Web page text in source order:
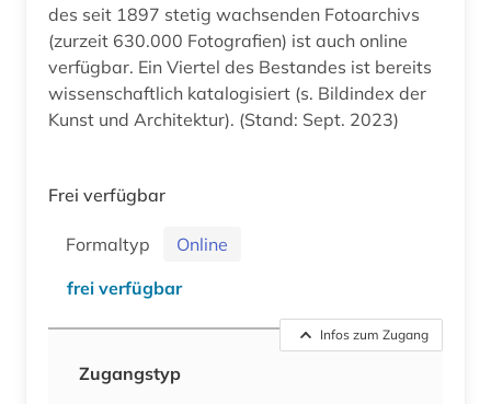
des seit 1897 stetig wachsenden Fotoarchivs
(zurzeit 630.000 Fotografien) ist auch online
verfügbar. Ein Viertel des Bestandes ist bereits
wissenschaftlich katalogisiert (s. Bildindex der
Kunst und Architektur). (Stand: Sept. 2023)
Frei verfügbar
Formaltyp
Online
frei verfügbar
Infos zum Zugang
Zugangstyp